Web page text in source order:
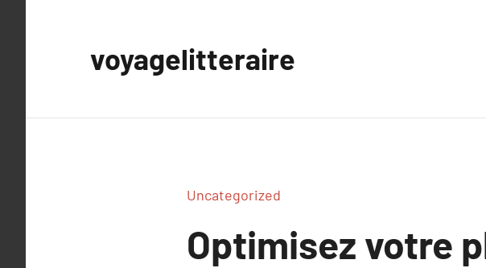
voyagelitteraire
Uncategorized
Optimisez votre